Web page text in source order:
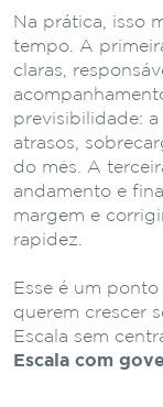
Na prática, isso
tempo. A
claras,
previsibilidade:
atrasos,
do mês. A
andamento e
margem e
rapidez.
Esse é um
querem crescer
Escala sem
Escala com